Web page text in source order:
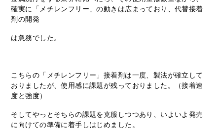
確実に「メチレンフリー」の動きは広まっており、代替接着
剤の開発
は急務でした。
こちらの「メチレンフリー」接着剤は一度、製法が確立して
おりましたが、使用感に課題が残っておりました。（接着速
度と強度）
そしてやっとそちらの課題を克服しつつあり、いよいよ発売
に向けての準備に着手しはじめました。